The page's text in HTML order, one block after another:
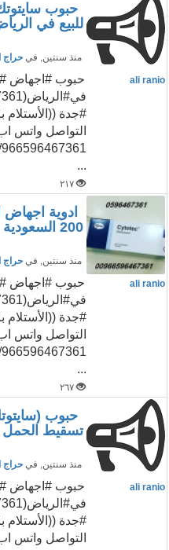
للبيع في
منذ سنتين, في حراج
ali ranio
حبوب #اجهاض
#جدة ((الأستلام
التواصل واتس
...
٢١٧
200 السعودية ف الرياض
منذ سنتين, في حراج
ali ranio
حبوب #اجهاض
#جدة ((الأستلام
التواصل واتس
...
٢٦٧
تسقيط
منذ سنتين, في حراج
ali ranio
حبوب #اجهاض
#جدة ((الأستلام
التواصل واتس